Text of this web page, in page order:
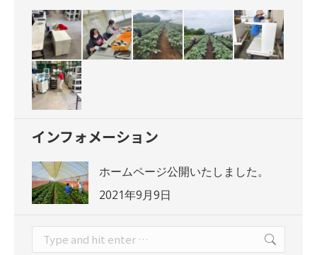
インフォメーション
ホームページ公開いたしました。
2021年9月9日
Search: